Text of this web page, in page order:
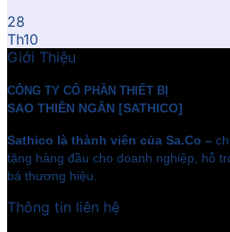
28
Th10
Giới Thiệu
CÔNG TY CỔ PHẦN THIẾT BỊ
SAO THIÊN NGÂN [SATHICO]
Sathico là thành viên của Sa.Co –
tặng hàng đầu cho doanh nghiệp, hỗ
bá thương hiệu.
Thông tin liên hệ